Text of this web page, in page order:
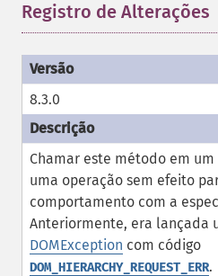
Registro de Alterações
8.3.0
Chamar este método em um
uma operação sem efeito
comportamento com a
Anteriormente, era lançada
DOMException com código
DOM_HIERARCHY_REQUEST_ERR.